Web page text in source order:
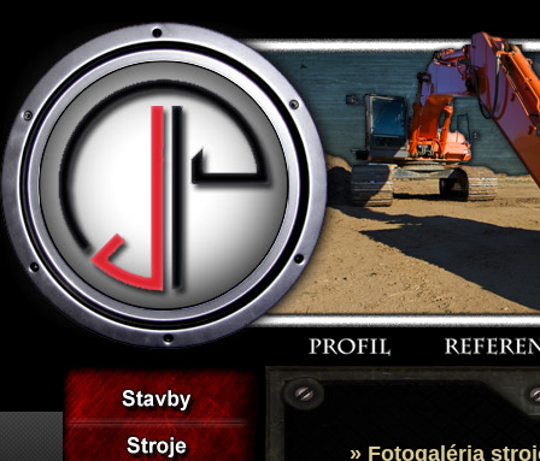
» Fotogaléria